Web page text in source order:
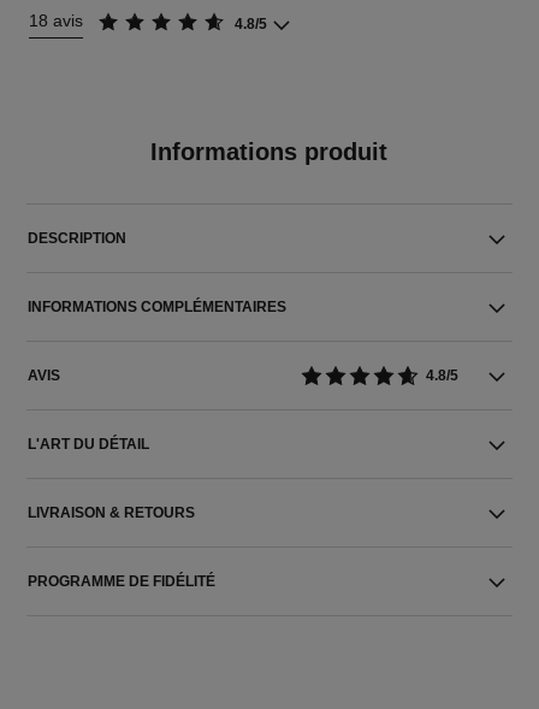
18 avis 4.8/5
Informations produit
DESCRIPTION
INFORMATIONS COMPLÉMENTAIRES
AVIS 4.8/5
L'ART DU DÉTAIL
LIVRAISON & RETOURS
PROGRAMME DE FIDÉLITÉ